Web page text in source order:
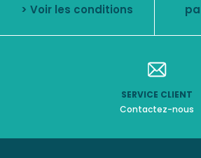
> Voir les conditions
SERVICE CLIENT
Contactez-nous